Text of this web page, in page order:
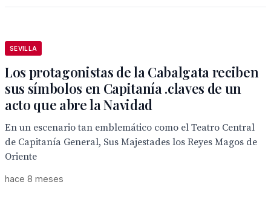
SEVILLA
Los protagonistas de la Cabalgata reciben
sus símbolos en Capitanía .claves de un
acto que abre la Navidad
En un escenario tan emblemático como el Teatro Central
de Capitanía General, Sus Majestades los Reyes Magos de
Oriente
hace 8 meses